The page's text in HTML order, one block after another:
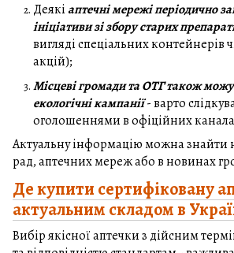
Деякіаптечні мережі періодично
ініціативи зі збору старих
вигляді спеціальних контейнерів
акцій);
Місцеві громади та ОТГ також
екологічні кампанії- варто
оголошеннями в офіційних
Актуальну інформацію можна знайти
рад, аптечних мереж або в новинах
Де купити сертифіковану
актуальним складом в
Вибір якісної аптечки з дійсним